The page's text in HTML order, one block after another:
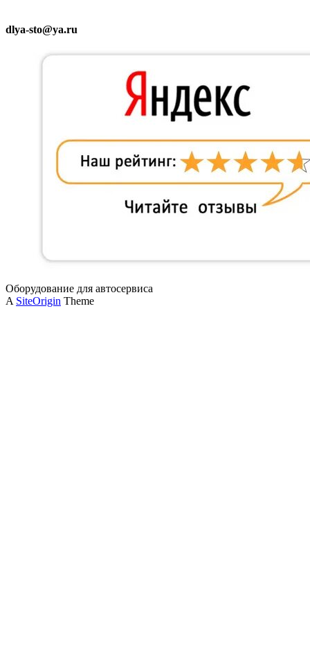
dlya-sto@ya.ru
Оборудование для автосервиса
A SiteOrigin Theme